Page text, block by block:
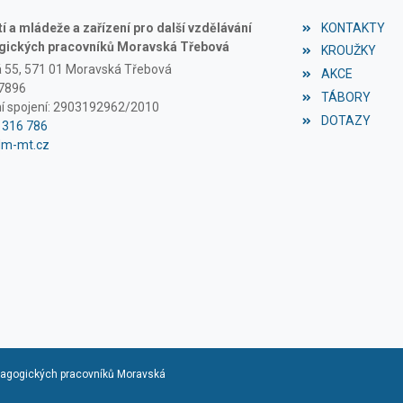
a mládeže a zařízení pro další vzdělávání
pracovníků Moravská Třebová
55, 571 01 Moravská Třebová
spojení: 2903192962/2010
786
mt.cz
KONTAKTY
KROUŽKY
AKCE
TÁBORY
DOTAZY
pracovníků Moravská